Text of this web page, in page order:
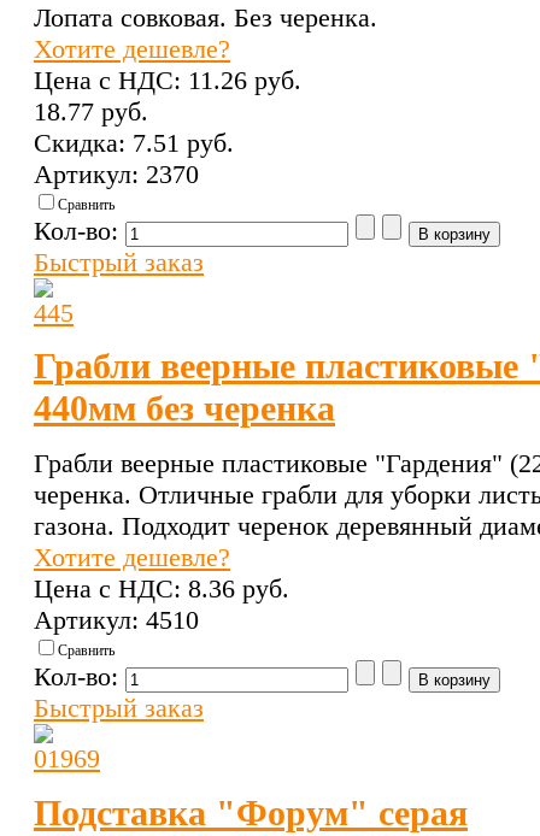
Лопата совковая. Без черенка.
Хотите дешевле?
Цена с НДС: 11.26 pуб.
18.77 pуб.
Скидка: 7.51 pуб.
Артикул: 2370
Сравнить
Кол-во:
Быстрый заказ
Грабли веерные пластиковые
440мм без черенка
Грабли веерные пластиковые "Гардения"
черенка. Отличные грабли для уборки
газона. Подходит черенок деревянный
Хотите дешевле?
Цена с НДС: 8.36 pуб.
Артикул: 4510
Сравнить
Кол-во:
Быстрый заказ
Подставка "Форум" серая